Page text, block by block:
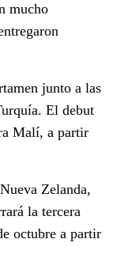
mucho
junto a las
El debut
Malí, a partir
Zelanda,
la tercera
octubre a partir